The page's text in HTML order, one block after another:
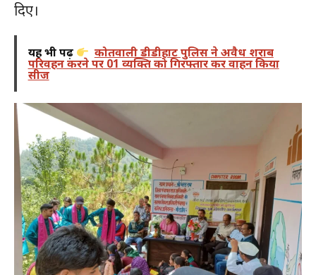
दिए।
यह भी पढ़ें कोतवाली डीडीहाट पुलिस ने अवैध शराब
परिवहन करने पर 01 व्यक्ति को गिरफ्तार कर वाहन किया
सीज